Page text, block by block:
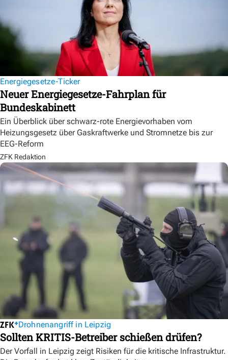
Energiegesetze-Ticker
Neuer Energiegesetze-Fahrplan für
Bundeskabinett
Ein Überblick über schwarz-rote Energievorhaben vom
Heizungsgesetz über Gaskraftwerke und Stromnetze bis zur
EEG-Reform
ZFK Redaktion
Drohnenangriff in Leipzig
Sollten KRITIS-Betreiber schießen drüfen?
Der Vorfall in Leipzig zeigt Risiken für die kritische Infrastruktur.